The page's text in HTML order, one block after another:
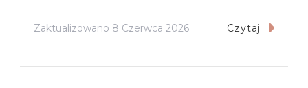
Zaktualizowano 8 Czerwca 2026 Czytaj